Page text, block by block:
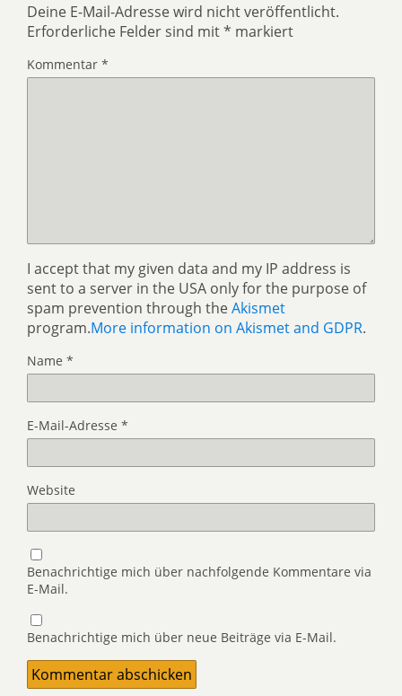
Deine E-Mail-Adresse wird nicht veröffentlicht.
Erforderliche Felder sind mit* markiert
Kommentar *
I accept that my given data and my IP address is
sent to a server in the USA only for the purpose of
spam prevention through theAkismet
program.More information on Akismet and GDPR.
Name *
E-Mail-Adresse *
Website
Benachrichtige mich über nachfolgende Kommentare via
E-Mail.
Benachrichtige mich über neue Beiträge via E-Mail.